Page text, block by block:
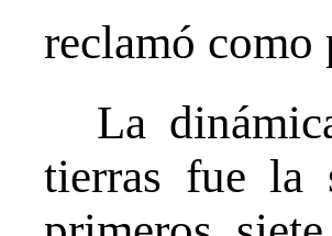
reclamó como
La
tierras fue la